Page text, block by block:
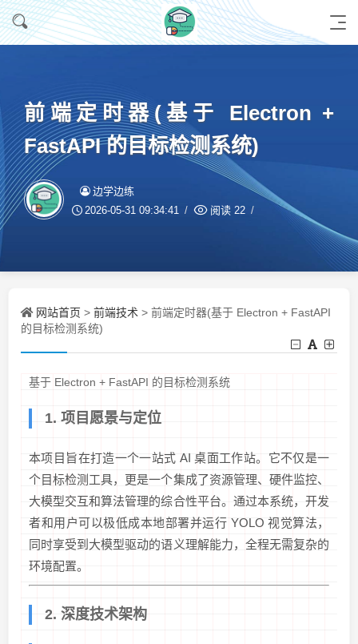
前端定时器(基于 Electron +
FastAPI 的目标检测系统)
边学边练
2026-05-31 09:34:41 阅读 22
网站首页 > 前端技术 > 前端定时器(基于 Electron + FastAPI
的目标检测系统)
基于 Electron + FastAPI 的目标检测系统
1. 项目愿景与定位
本项目旨在打造一个一站式 AI 桌面工作站。它不仅是一
个目标检测工具，更是一个集成了资源管理、硬件监控、
大模型交互和算法管理的综合性平台。通过本系统，开发
者和用户可以极低成本地部署并运行 YOLO 视觉算法，
同时享受到大模型驱动的语义理解能力，全程无需复杂的
环境配置。
2. 深度技术架构